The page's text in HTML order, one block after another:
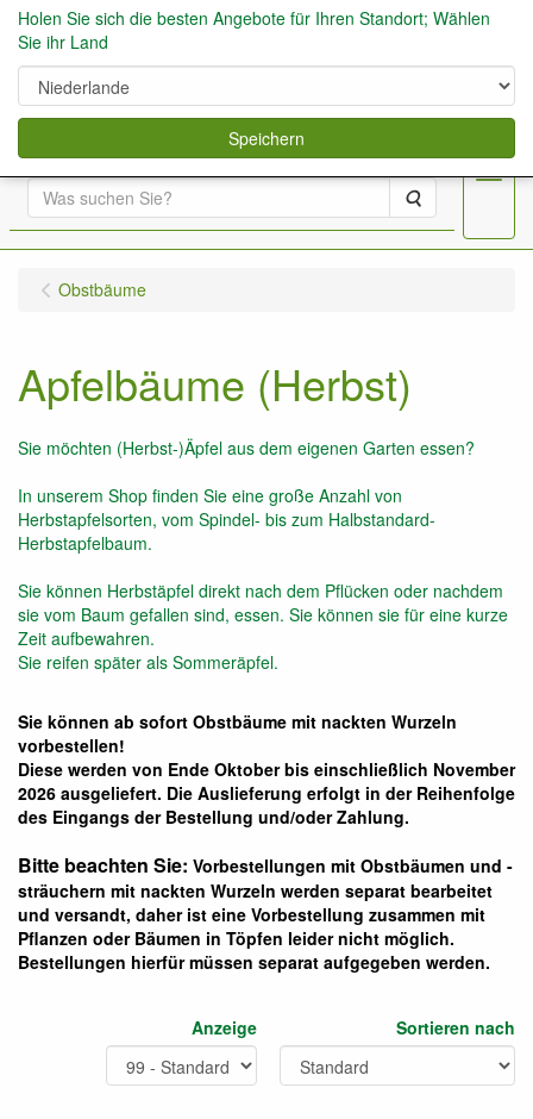
Suche
Menu
Obstbäume
Apfelbäume (Herbst)
Sie möchten (Herbst-)Äpfel aus dem eigenen Garten essen?
In unserem Shop finden Sie eine große Anzahl von
Herbstapfelsorten, vom Spindel- bis zum Halbstandard-
Herbstapfelbaum.
Sie können Herbstäpfel direkt nach dem Pflücken oder nachdem
sie vom Baum gefallen sind, essen. Sie können sie für eine kurze
Zeit aufbewahren.
Sie reifen später als Sommeräpfel.
Sie können ab sofort Obstbäume mit nackten Wurzeln
vorbestellen!
Diese werden von Ende Oktober bis einschließlich November
2026 ausgeliefert. Die Auslieferung erfolgt in der Reihenfolge
des Eingangs der Bestellung und/oder Zahlung.
Bitte beachten Sie: Vorbestellungen mit Obstbäumen und -
sträuchern mit nackten Wurzeln werden separat bearbeitet
und versandt, daher ist eine Vorbestellung zusammen mit
Pflanzen oder Bäumen in Töpfen leider nicht möglich.
Bestellungen hierfür müssen separat aufgegeben werden.
Anzeige Sortieren nach
Holen Sie sich die besten Angebote für Ihren Standort; Wählen
Sie ihr Land
Speichern